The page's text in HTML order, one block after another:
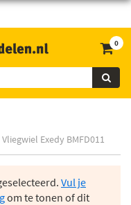
0
Vliegwiel Exedy BMFD011
Vul je
om te tonen of dit